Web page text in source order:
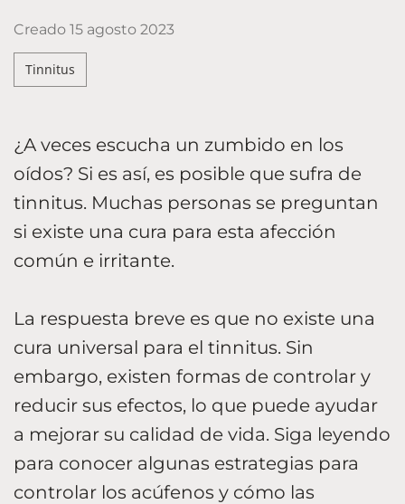
Creado 15 agosto 2023
Tinnitus
¿A veces escucha un zumbido en los
oídos? Si es así, es posible que sufra de
tinnitus. Muchas personas se preguntan
si existe una cura para esta afección
común e irritante.
La respuesta breve es que no existe una
cura universal para el tinnitus. Sin
embargo, existen formas de controlar y
reducir sus efectos, lo que puede ayudar
a mejorar su calidad de vida. Siga leyendo
para conocer algunas estrategias para
controlar los acúfenos y cómo las